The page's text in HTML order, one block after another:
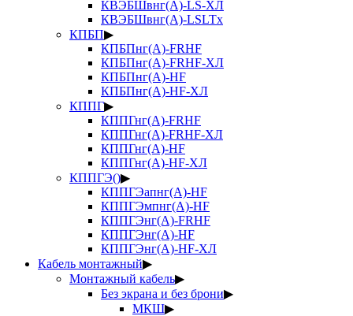
КВЭБШвнг(А)-LS-ХЛ
КВЭБШвнг(А)-LSLTx
КПБП▶
КПБПнг(А)-FRHF
КПБПнг(А)-FRHF-ХЛ
КПБПнг(А)-HF
КПБПнг(А)-HF-ХЛ
КППГ▶
КППГнг(А)-FRHF
КППГнг(А)-FRHF-ХЛ
КППГнг(А)-HF
КППГнг(А)-HF-ХЛ
КППГЭ()▶
КППГЭапнг(А)-HF
КППГЭмпнг(А)-HF
КППГЭнг(А)-FRHF
КППГЭнг(А)-HF
КППГЭнг(А)-HF-ХЛ
Кабель монтажный▶
Монтажный кабель▶
Без экрана и без брони▶
МКШ▶